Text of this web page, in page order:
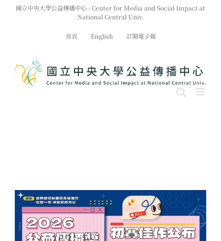
國立中央大學公益傳播中心 - Center for Media and Social Impact at
National Central Univ.
首頁 English 訂閱電子報